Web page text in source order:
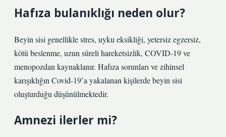
Hafıza bulanıklığı neden olur?
Beyin sisi genellikle stres, uyku eksikliği, yetersiz egzersiz,
kötü beslenme, uzun süreli hareketsizlik, COVID-19 ve
menopozdan kaynaklanır. Hafıza sorunları ve zihinsel
karışıklığın Covid-19’a yakalanan kişilerde beyin sisi
oluşturduğu düşünülmektedir.
Amnezi ilerler mi?